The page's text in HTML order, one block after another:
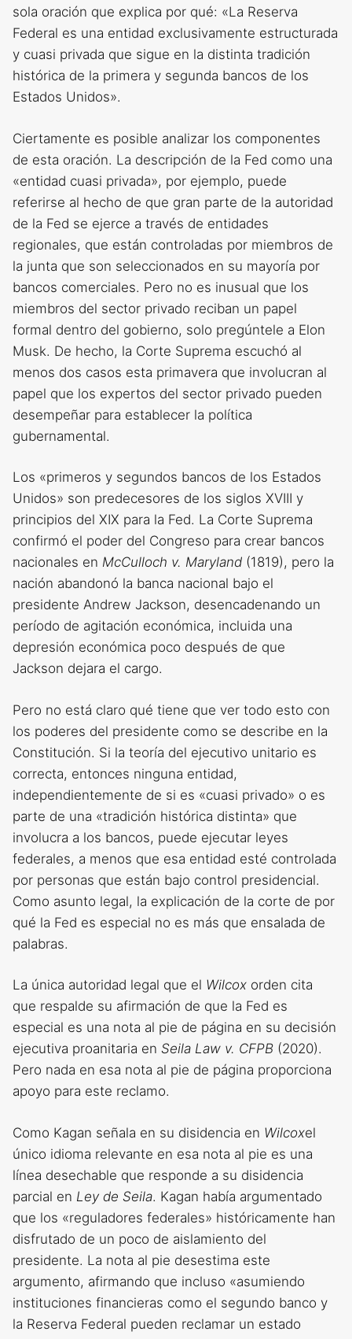
sola oración que explica por qué: «La Reserva
Federal es una entidad exclusivamente estructurada
y cuasi privada que sigue en la distinta tradición
histórica de la primera y segunda bancos de los
Estados Unidos».
Ciertamente es posible analizar los componentes
de esta oración. La descripción de la Fed como una
«entidad cuasi privada», por ejemplo, puede
referirse al hecho de que gran parte de la autoridad
de la Fed se ejerce a través de entidades
regionales, que están controladas por miembros de
la junta que son seleccionados en su mayoría por
bancos comerciales. Pero no es inusual que los
miembros del sector privado reciban un papel
formal dentro del gobierno, solo pregúntele a Elon
Musk. De hecho, la Corte Suprema escuchó al
menos dos casos esta primavera que involucran al
papel que los expertos del sector privado pueden
desempeñar para establecer la política
gubernamental.
Los «primeros y segundos bancos de los Estados
Unidos» son predecesores de los siglos XVIII y
principios del XIX para la Fed. La Corte Suprema
confirmó el poder del Congreso para crear bancos
nacionales en McCulloch v. Maryland (1819), pero la
nación abandonó la banca nacional bajo el
presidente Andrew Jackson, desencadenando un
período de agitación económica, incluida una
depresión económica poco después de que
Jackson dejara el cargo.
Pero no está claro qué tiene que ver todo esto con
los poderes del presidente como se describe en la
Constitución. Si la teoría del ejecutivo unitario es
correcta, entonces ninguna entidad,
independientemente de si es «cuasi privado» o es
parte de una «tradición histórica distinta» que
involucra a los bancos, puede ejecutar leyes
federales, a menos que esa entidad esté controlada
por personas que están bajo control presidencial.
Como asunto legal, la explicación de la corte de por
qué la Fed es especial no es más que ensalada de
palabras.
La única autoridad legal que el Wilcox orden cita
que respalde su afirmación de que la Fed es
especial es una nota al pie de página en su decisión
ejecutiva proanitaria en Seila Law v. CFPB (2020).
Pero nada en esa nota al pie de página proporciona
apoyo para este reclamo.
Como Kagan señala en su disidencia en Wilcoxel
único idioma relevante en esa nota al pie es una
línea desechable que responde a su disidencia
parcial en Ley de Seila. Kagan había argumentado
que los «reguladores federales» históricamente han
disfrutado de un poco de aislamiento del
presidente. La nota al pie desestima este
argumento, afirmando que incluso «asumiendo
instituciones financieras como el segundo banco y
la Reserva Federal pueden reclamar un estado